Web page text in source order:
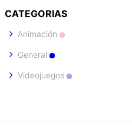
CATEGORIAS
Animación
General
Videojuegos